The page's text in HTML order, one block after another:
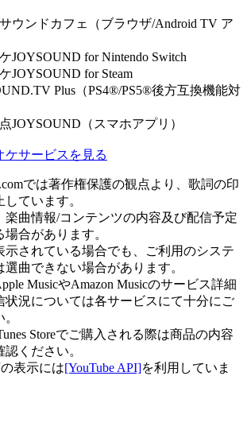
ウンドカフェ（ブラウザ/Android TV ア
JOYSOUND for Nintendo Switch
JOYSOUND for Steam
Plus（PS4®/PS5®後方互換機能対
JOYSOUND（スマホアプリ）
ケサービスを見る
では著作権保護の観点より、歌詞の印
ています。
楽曲情報/コンテンツの内容及び配信予定
合があります。
示されている場合でも、ご利用のシステ
選曲できない場合があります。
MusicやAmazon Musicのサービス詳細
状況については各サービスにて十分にご
Storeでご購入される際は商品の内容
ください。
表示には[YouTube API]を利用していま